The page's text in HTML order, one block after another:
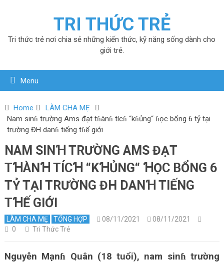
TRI THỨC TRẺ
Tri thức trẻ nơi chia sẻ những kiến thức, kỹ năng sống dành cho
giới trẻ.
Menu
Home
LÀM CHA MẸ
Nam sinɦ trường Ams đạt tɦànɦ tícɦ “kɦủng“ ɦọc bổng 6 tỷ tại
trường ĐH danɦ tiếng tɦế giới
NAM SINꞪ TRƯỜNG AMS ĐẠT
TꞪÀNꞪ TÍCꞪ “KꞪỦNG“ ꞪỌC BỔNG 6
TỶ TẠI TRƯỜNG ĐH DANꞪ TIẾNG
TꞪẾ GIỚI
LÀM CHA MẸ TỔNG HỢP 08/11/2021
08/11/2021
0
Tri Thức Trẻ
Nguyễn Mạnɦ Quân (18 tuổi), nam sinɦ trường